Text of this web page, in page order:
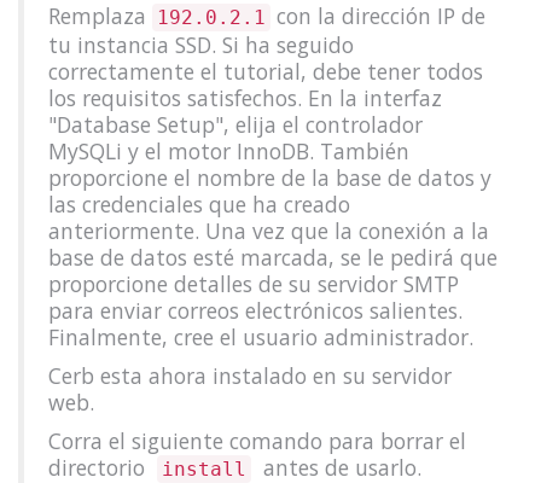
Remplaza 192.0.2.1 con la dirección IP de
tu instancia SSD. Si ha seguido
correctamente el tutorial, debe tener todos
los requisitos satisfechos. En la interfaz
"Database Setup", elija el controlador
MySQLi y el motor InnoDB. También
proporcione el nombre de la base de datos y
las credenciales que ha creado
anteriormente. Una vez que la conexión a la
base de datos esté marcada, se le pedirá que
proporcione detalles de su servidor SMTP
para enviar correos electrónicos salientes.
Finalmente, cree el usuario administrador.
Cerb esta ahora instalado en su servidor
web.
Corra el siguiente comando para borrar el
directorio
install antes de usarlo.